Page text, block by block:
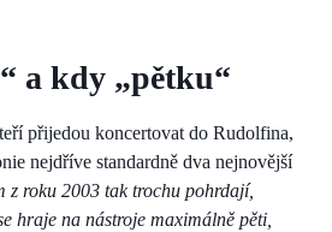
a kdy „pětku“
přijedou koncertovat do Rudolfina,
nejdříve standardně dva nejnovější
z roku 2003 tak trochu pohrdají,
hraje na nástroje maximálně pěti,